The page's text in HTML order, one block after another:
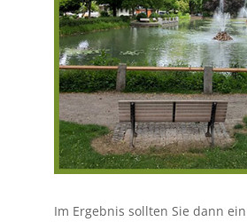
Im Ergebnis sollten Sie dann